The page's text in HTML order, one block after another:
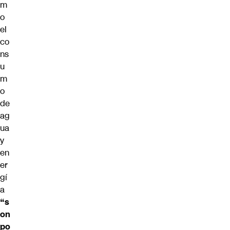
m
o
el
co
ns
u
m
o
de
ag
ua
y
en
er
gí
a
“s
on
po